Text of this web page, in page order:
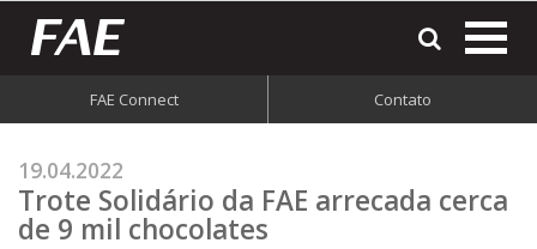
FAE Connect Contato
19.04.2022
Trote Solidário da FAE arrecada cerca
de 9 mil chocolates